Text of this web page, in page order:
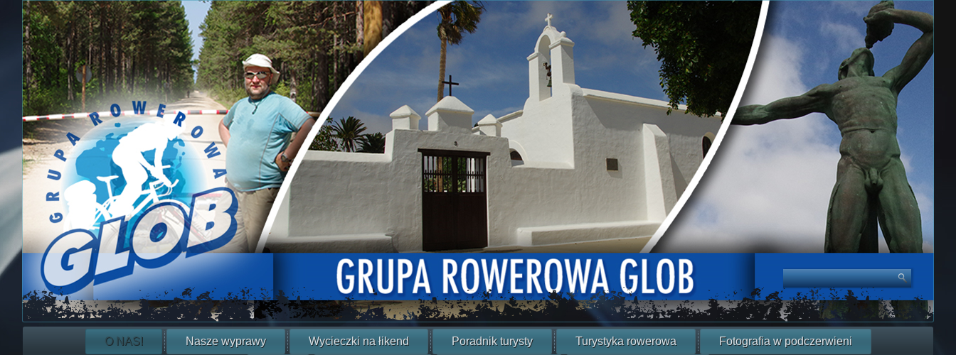
O NAS! Nasze wyprawy Wycieczki na łikend Poradnik turysty Turystyka rowerowa Fotografia w podczerwieni